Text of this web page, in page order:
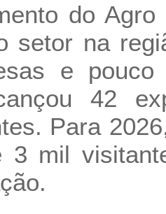
do
setor na
e
42
Para
3 mil